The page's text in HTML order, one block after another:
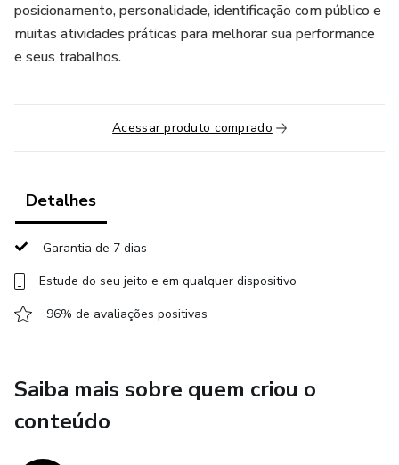
posicionamento, personalidade, identificação com público e
muitas atividades práticas para melhorar sua performance
e seus trabalhos.
Acessar produto comprado
Detalhes
Garantia de 7 dias
Estude do seu jeito e em qualquer dispositivo
96% de avaliações positivas
Saiba mais sobre quem criou o
conteúdo